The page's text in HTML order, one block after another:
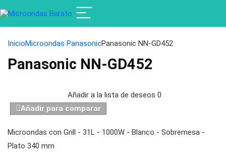
InicioMicroondas PanasonicPanasonic NN-GD452
Panasonic NN-GD452
Añadir a la lista de deseos 0
Añadir para comparar
Microondas con Grill - 31L - 1000W - Blanco - Sobremesa -
Plato 340 mm